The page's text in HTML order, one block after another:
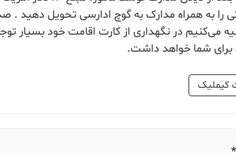
را به همراه مدارک به گوچ ادارسی تحویل دهید .
می‌کنیم در نگهداری از کارت اقامت خود بسیار
برای شما خواهد داشت.
کیملیک